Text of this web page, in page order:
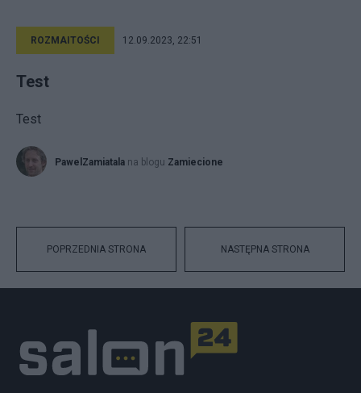
ROZMAITOŚCI 12.09.2023, 22:51
Test
Test
PawelZamiatala na blogu Zamiecione
POPRZEDNIA STRONA NASTĘPNA STRONA